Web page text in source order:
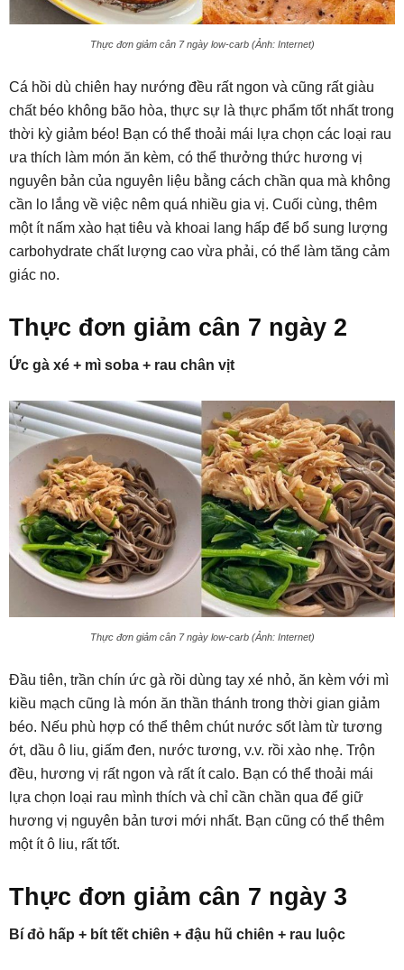
Thực đơn giảm cân 7 ngày low-carb (Ảnh: Internet)
Cá hồi dù chiên hay nướng đều rất ngon và cũng rất giàu
chất béo không bão hòa, thực sự là thực phẩm tốt nhất trong
thời kỳ giảm béo! Bạn có thể thoải mái lựa chọn các loại rau
ưa thích làm món ăn kèm, có thể thưởng thức hương vị
nguyên bản của nguyên liệu bằng cách chần qua mà không
cần lo lắng về việc nêm quá nhiều gia vị. Cuối cùng, thêm
một ít nấm xào hạt tiêu và khoai lang hấp để bổ sung lượng
carbohydrate chất lượng cao vừa phải, có thể làm tăng cảm
giác no.
Thực đơn giảm cân 7 ngày 2
Ức gà xé + mì soba + rau chân vịt
Thực đơn giảm cân 7 ngày low-carb (Ảnh: Internet)
Đầu tiên, trần chín ức gà rồi dùng tay xé nhỏ, ăn kèm với mì
kiều mạch cũng là món ăn thần thánh trong thời gian giảm
béo. Nếu phù hợp có thể thêm chút nước sốt làm từ tương
ớt, dầu ô liu, giấm đen, nước tương, v.v. rồi xào nhẹ. Trộn
đều, hương vị rất ngon và rất ít calo. Bạn có thể thoải mái
lựa chọn loại rau mình thích và chỉ cần chần qua để giữ
hương vị nguyên bản tươi mới nhất. Bạn cũng có thể thêm
một ít ô liu, rất tốt.
Thực đơn giảm cân 7 ngày 3
Bí đỏ hấp + bít tết chiên + đậu hũ chiên + rau luộc